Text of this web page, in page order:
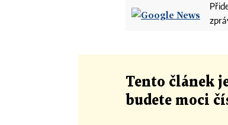
Tento článek
budete moci